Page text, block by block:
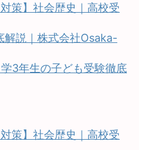
策】社会歴史｜高校受
解説｜株式会社Osaka-
3年生の子ども受験徹底
策】社会歴史｜高校受